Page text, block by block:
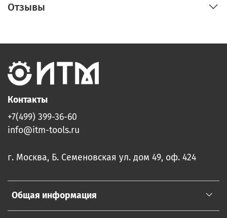
Отзывы
Общая информация
Контакты
+7(499) 399-36-60
info@itm-tools.ru
г. Москва, Б. Семеновская ул. дом 49, оф. 424